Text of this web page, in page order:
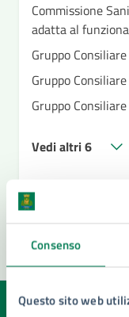
Consenso
Questo sito web
Commissione
adatta al
Gruppo
Gruppo
Gruppo
Vedi altri 6